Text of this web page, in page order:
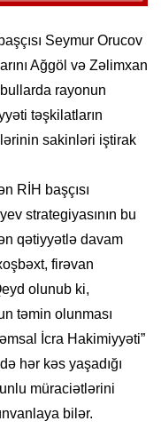
Seymur Orucov
Ağgöl və Zəlimxan
rayonun
təşkilatların
sakinləri iştirak
RİH başçısı
strategiyasının bu
qətiyyətlə davam
firəvan
olunub ki,
təmin olunması
İcra Hakimiyyəti”
hər kəs yaşadığı
müraciətlərini
bilər.